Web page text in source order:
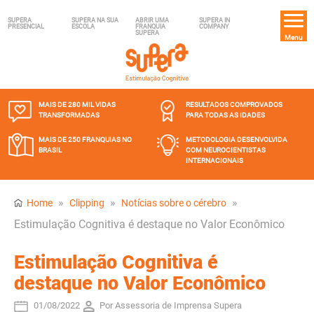
SUPERA
PRESENCIAL
SUPERA NA SUA
ESCOLA
ABRIR UMA
FRANQUIA
SUPERA
SUPERA IN
COMPANY
Menu
MAIS DE 280 MILVIDAS
TRANSFORMADAS
RESULTADOS COMPROVADOS
PARA TODAS AS IDADES
MAIS DE 250 FRANQUIASNO
BRASIL
METODOLOGIA DESENVOLVIDA
COM NEUROCIENTISTAS
INTERNACIONAIS
Home » Clipping » Notícias sobre o cérebro »
Estimulação Cognitiva é destaque no Valor Econômico
Estimulação Cognitiva é
destaque no Valor Econômico
01/08/2022 Por Assessoria de Imprensa Supera